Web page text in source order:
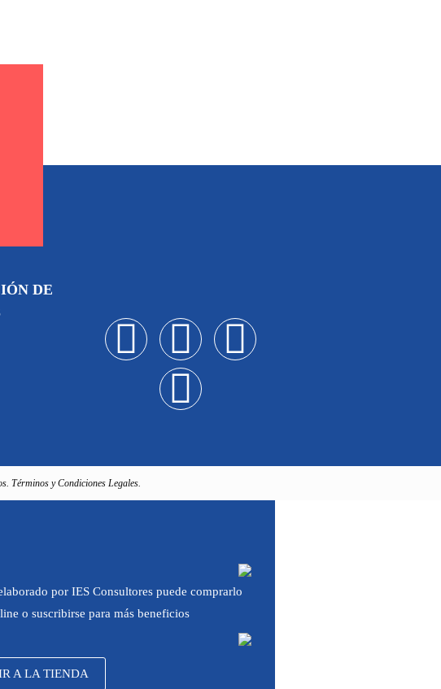
DE
Términos y Condiciones Legales.
por IES Consultores puede comprarlo
o suscribirse para más beneficios
A LA TIENDA